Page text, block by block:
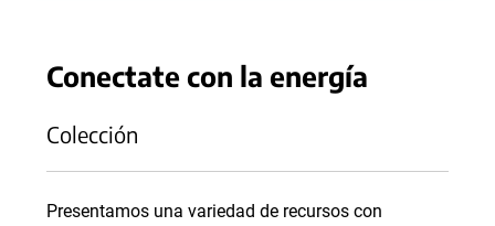
Conectate con la energía
Colección
Presentamos una variedad de recursos con